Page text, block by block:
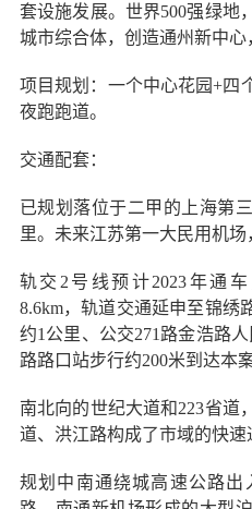
套设施发展。世界500强绿地
城市综合体，创造通州新中心
项目规划：一个中心花园+四
夜跑跑道。
交通配套：
已规划落位于二甲的上海第
里。未来江苏第一大民用机场
轨交2号线预计2023年通
8.6km，轨道交通延申至锦绣
约1公里、公交271路金浩路
路路口站步行约200米到达本案
南北向的世纪大道和223省道
道、洪江路构成了市域的快速
规划中南通绕城高速公路